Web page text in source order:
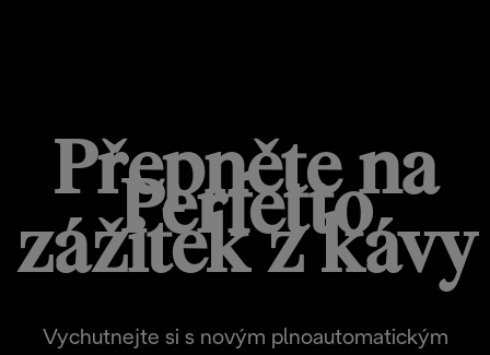
Přepněte na
Perfetto
zážitek z kávy
Vychutnejte si s novým plnoautomatickým